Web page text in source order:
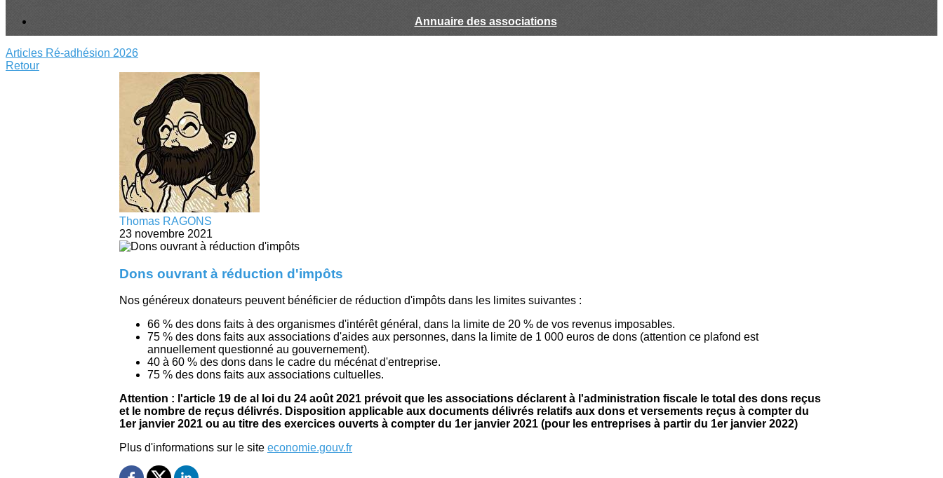
Annuaire des associations
Articles Ré-adhésion 2026
Retour
Thomas RAGONS
23 novembre 2021
Dons ouvrant à réduction d'impôts
Nos généreux donateurs peuvent bénéficier de réduction d'impôts dans les limites suivantes :
66 % des dons faits à des organismes d'intérêt général, dans la limite de 20 % de vos revenus imposables.
75 % des dons faits aux associations d'aides aux personnes, dans la limite de 1 000 euros de dons (attention ce plafond est
annuellement questionné au gouvernement).
40 à 60 % des dons dans le cadre du mécénat d'entreprise.
75 % des dons faits aux associations cultuelles.
Attention : l'article 19 de al loi du 24 août 2021 prévoit que les associations déclarent à l'administration fiscale le total des dons reçus
et le nombre de reçus délivrés. Disposition applicable aux documents délivrés relatifs aux dons et versements reçus à compter du
1er janvier 2021 ou au titre des exercices ouverts à compter du 1er janvier 2021 (pour les entreprises à partir du 1er janvier 2022)
Plus d'informations sur le site economie.gouv.fr